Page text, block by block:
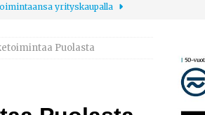
yrityskaupalla
kestävyysraportointimalli
Puolasta